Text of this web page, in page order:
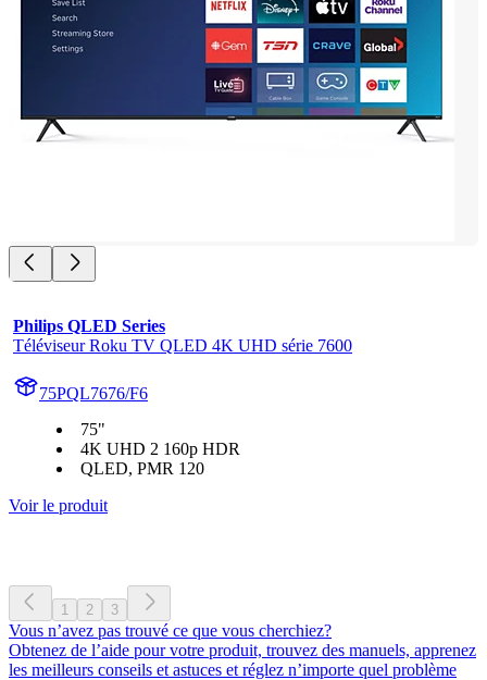
Philips QLED Series
Téléviseur Roku TV QLED 4K UHD série 7600
75PQL7676/F6
75"
4K UHD 2 160p HDR
QLED, PMR 120
Voir le produit
1 2 3
Vous n’avez pas trouvé ce que vous cherchiez?
Obtenez de l’aide pour votre produit, trouvez des manuels, apprenez
les meilleurs conseils et astuces et réglez n’importe quel problème